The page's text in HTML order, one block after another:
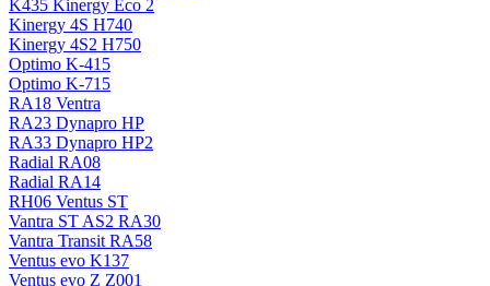
K435 Kinergy Eco 2
Kinergy 4S H740
Kinergy 4S2 H750
Optimo K-415
Optimo K-715
RA18 Ventra
RA23 Dynapro HP
RA33 Dynapro HP2
Radial RA08
Radial RA14
RH06 Ventus ST
Vantra ST AS2 RA30
Vantra Transit RA58
Ventus evo K137
Ventus evo Z Z001